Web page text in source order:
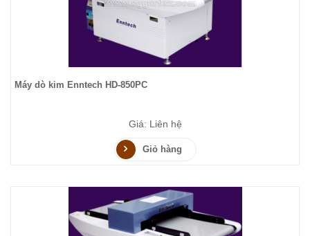
Máy dò kim Enntech HD-850PC
Giá: Liên hệ
Giỏ hàng